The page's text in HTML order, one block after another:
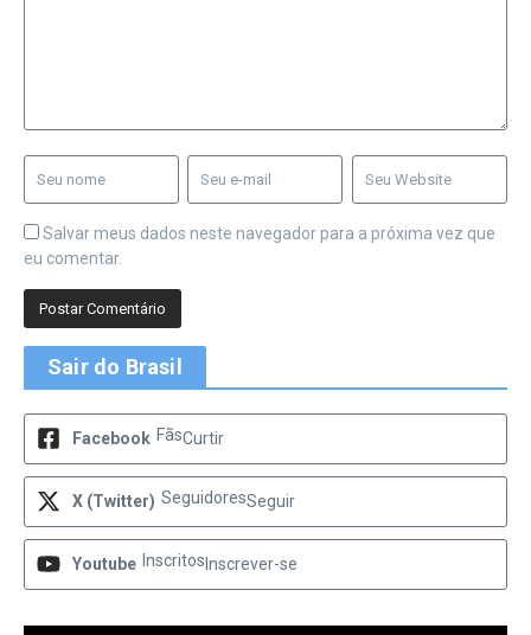
Salvar meus dados neste navegador para a próxima vez que
eu comentar.
Sair do Brasil
Facebook FãsCurtir
X (Twitter) SeguidoresSeguir
Youtube Inscritos Inscrever-se